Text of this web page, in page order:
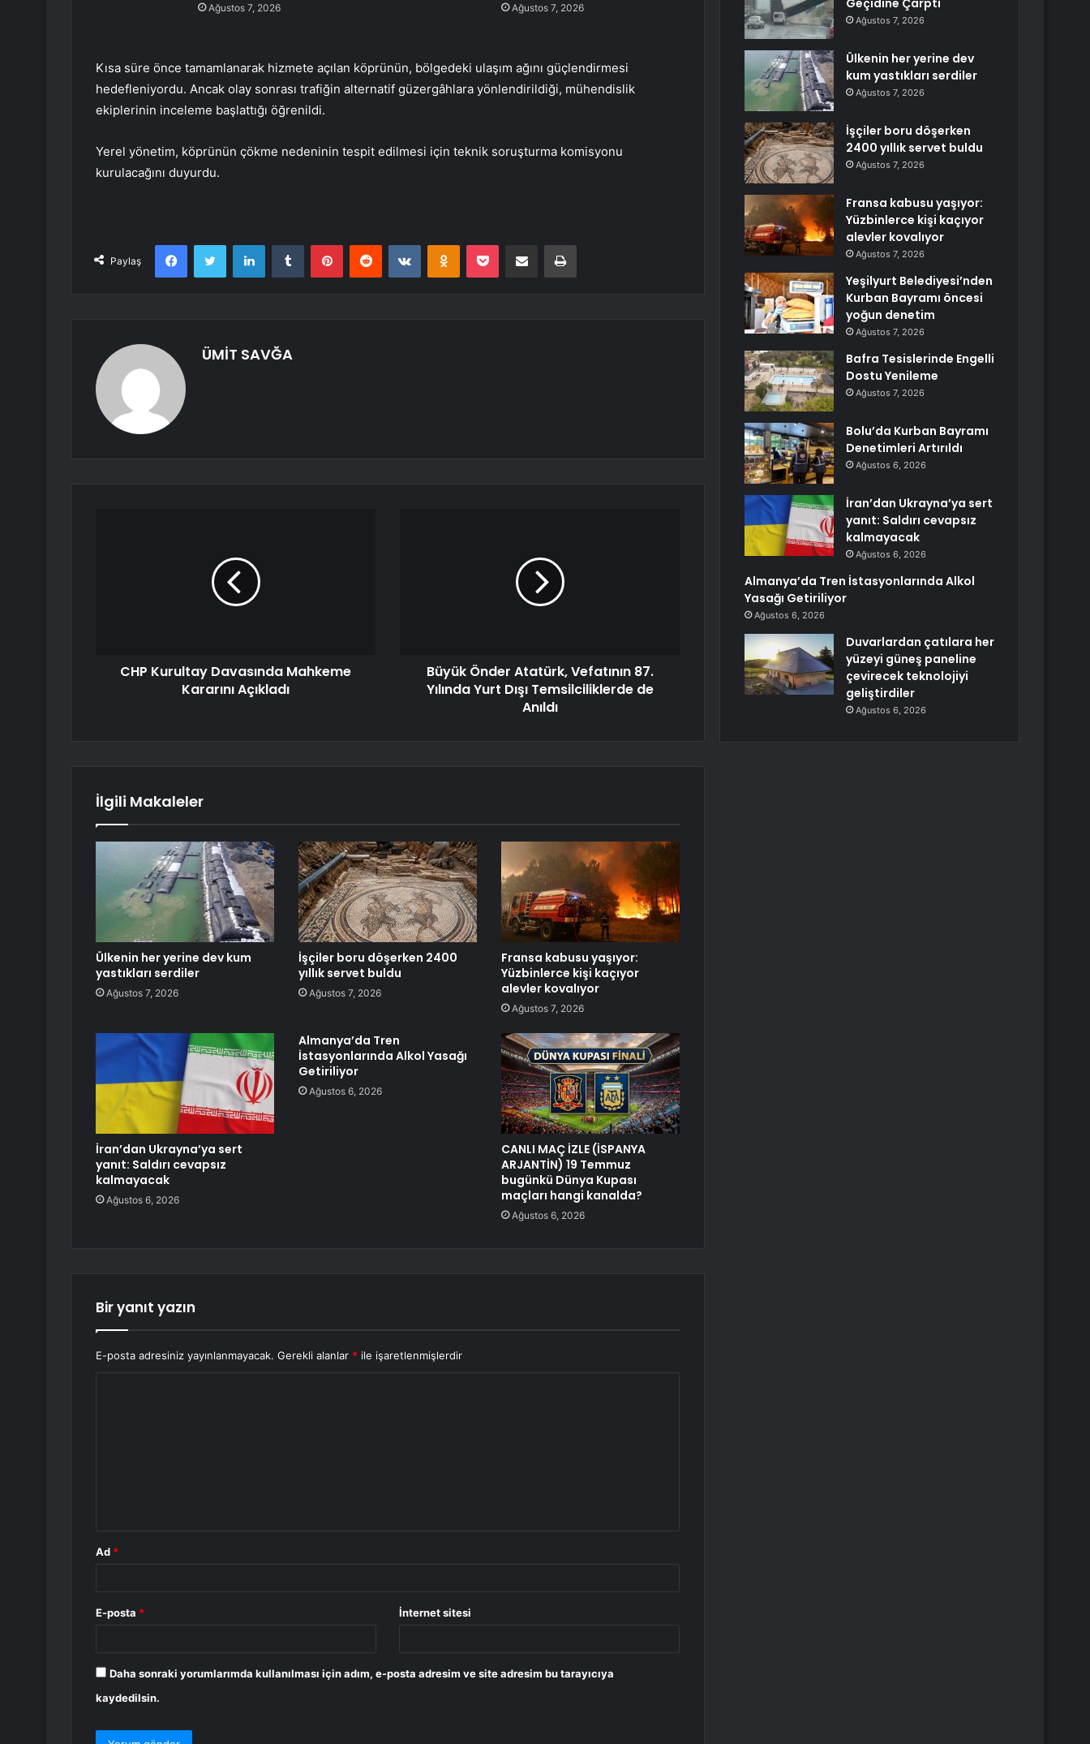
Ağustos 7, 2026 Ağustos 7, 2026
Kısa süre önce tamamlanarak hizmete açılan köprünün, bölgedeki ulaşım ağını güçlendirmesi
hedefleniyordu. Ancak olay sonrası trafiğin alternatif güzergâhlara yönlendirildiği, mühendislik
ekiplerinin inceleme başlattığı öğrenildi.
Yerel yönetim, köprünün çökme nedeninin tespit edilmesi için teknik soruşturma komisyonu
kurulacağını duyurdu.
Paylaş
FacebookTwitter LinkedInTumblr PinterestReddit VKontakteOdnoklassniki
Pocket E-Posta ile paylaş Yazdır
ÜMİT SAVĞA
CHP Kurultay Davasında Mahkeme
Kararını Açıkladı
Büyük Önder Atatürk, Vefatının 87.
Yılında Yurt Dışı Temsilciliklerde de
Anıldı
İlgili Makaleler
Ülkenin her yerine dev kum
yastıkları serdiler
Ağustos 7, 2026
İşçiler boru döşerken 2400
yıllık servet buldu
Ağustos 7, 2026
Fransa kabusu yaşıyor:
Yüzbinlerce kişi kaçıyor
alevler kovalıyor
Ağustos 7, 2026
İran’dan Ukrayna’ya sert
yanıt: Saldırı cevapsız
kalmayacak
Ağustos 6, 2026
Almanya’da Tren
İstasyonlarında Alkol Yasağı
Getiriliyor
Ağustos 6, 2026
CANLI MAÇ İZLE (İSPANYA
ARJANTİN) 19 Temmuz
bugünkü Dünya Kupası
maçları hangi kanalda?
Ağustos 6, 2026
Bir yanıt yazın
E-posta adresiniz yayınlanmayacak. Gerekli alanlar * ile işaretlenmişlerdir
Ad *
E-posta * İnternet sitesi
Daha sonraki yorumlarımda kullanılması için adım, e-posta adresim ve site adresim bu tarayıcıya
kaydedilsin.
Geçidine Çarptı
Ağustos 7, 2026
Ülkenin her yerine dev
kum yastıkları serdiler
Ağustos 7, 2026
İşçiler boru döşerken
2400 yıllık servet buldu
Ağustos 7, 2026
Fransa kabusu yaşıyor:
Yüzbinlerce kişi kaçıyor
alevler kovalıyor
Ağustos 7, 2026
Yeşilyurt Belediyesi’nden
Kurban Bayramı öncesi
yoğun denetim
Ağustos 7, 2026
Bafra Tesislerinde Engelli
Dostu Yenileme
Ağustos 7, 2026
Bolu’da Kurban Bayramı
Denetimleri Artırıldı
Ağustos 6, 2026
İran’dan Ukrayna’ya sert
yanıt: Saldırı cevapsız
kalmayacak
Ağustos 6, 2026
Almanya’da Tren İstasyonlarında Alkol
Yasağı Getiriliyor
Ağustos 6, 2026
Duvarlardan çatılara her
yüzeyi güneş paneline
çevirecek teknolojiyi
geliştirdiler
Ağustos 6, 2026